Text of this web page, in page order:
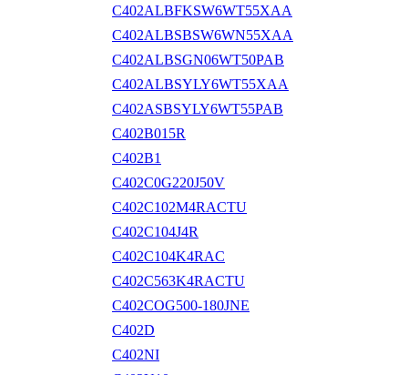
C402ALBFKSW6WT55XAA
C402ALBSBSW6WN55XAA
C402ALBSGN06WT50PAB
C402ALBSYLY6WT55XAA
C402ASBSYLY6WT55PAB
C402B015R
C402B1
C402C0G220J50V
C402C102M4RACTU
C402C104J4R
C402C104K4RAC
C402C563K4RACTU
C402COG500-180JNE
C402D
C402NI